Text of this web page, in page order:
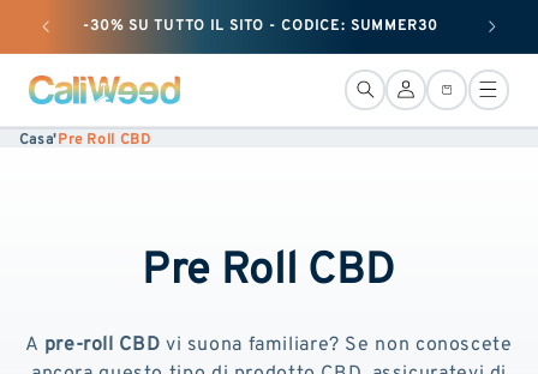
e passare
contenuto
-30% SU TUTTO IL SITO - CODICE: SUMMER30 + 25
Connessione
Cestino
Casa'Pre Roll CBD
Pre Roll CBD
A pre-roll CBD vi suona familiare? Se non conoscete